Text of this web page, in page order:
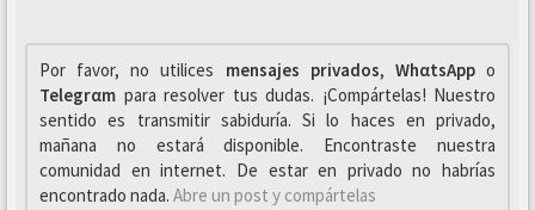
Por favor, no utilices mensajes privados, WhαtsAppo
Telegrαm para resolver tus dudas. ¡Compártelas! Nuestro
sentido es transmitir sabiduría. Si lo haces en privado,
mañana no estará disponible. Encontraste nuestra
comunidad en internet. De estar en privado no habrías
encontrado nada. Abre un post y compártelas